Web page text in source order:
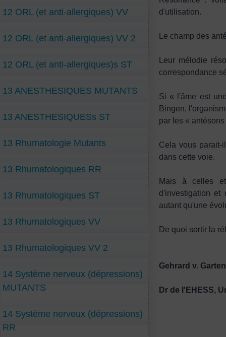
d'utilisation.
Le champ des
Leur mélodie
correspondance
Si « l'âme est
Bingen,
par les «
Cela vous parait-
dans cette voie.
Mais à celles
d'investigation et
autant qu'une
De quoi sortir la
Gehrard v.
Dr de l'EHESS,
12 ORL (et anti-allergiques) VV
12 ORL (et anti-allergiques) VV 2
12 ORL (et anti-allergiques)s ST
13 ANESTHESIQUES MUTANTS
13 ANESTHESIQUESs ST
13 Rhumatologie Mutants
13 Rhumatologiques RR
13 Rhumatologiques ST
13 Rhumatologiques VV
13 Rhumatologiques VV 2
14 Système nerveux (dépressions)
MUTANTS
14 Système nerveux (dépressions)
RR